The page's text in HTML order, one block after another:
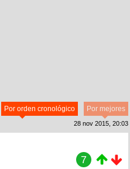
Por mejores
Por orden cronológico
28 nov 2015, 20:03
7